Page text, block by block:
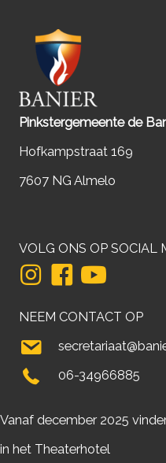
Pinkstergemeente de
Hofkampstraat 169
7607 NG Almelo
VOLG ONS OP SOCIAL
NEEM CONTACT OP
06-34966885
Vanaf december 2025
in het Theaterhotel